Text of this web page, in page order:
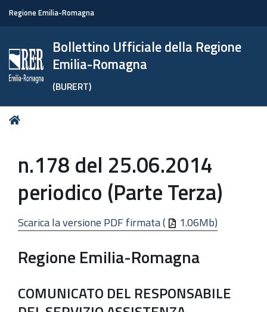
Regione Emilia-Romagna
Bollettino Ufficiale della Regione
Emilia-Romagna
(BURERT)
Tu
n.178 del 25.06.2014
periodico (Parte Terza)
Scarica la versione PDF firmata ( 1.06Mb)
Regione Emilia-Romagna
COMUNICATO DEL RESPONSABILE